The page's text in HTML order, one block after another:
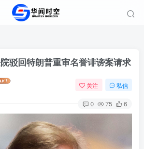
驳回特朗普重审名誉诽谤案请求
关注 私信
0 75 6